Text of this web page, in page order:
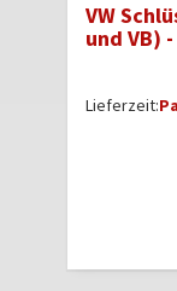
VW
und VB)
Lieferzeit: